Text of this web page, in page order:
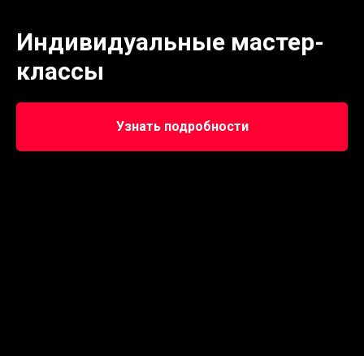
Индивидуальные мастер-
классы
Узнать подробности